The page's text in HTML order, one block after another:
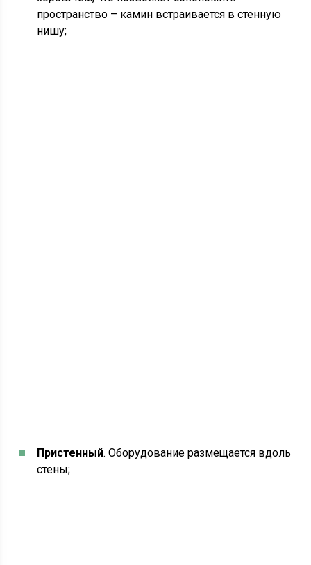
пространство – камин встраивается в стенную
нишу;
Пристенный. Оборудование размещается вдоль
стены;